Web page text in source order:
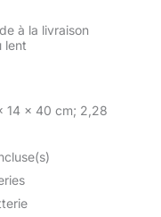
à la livraison
lent
14 x 40 cm; 2,28